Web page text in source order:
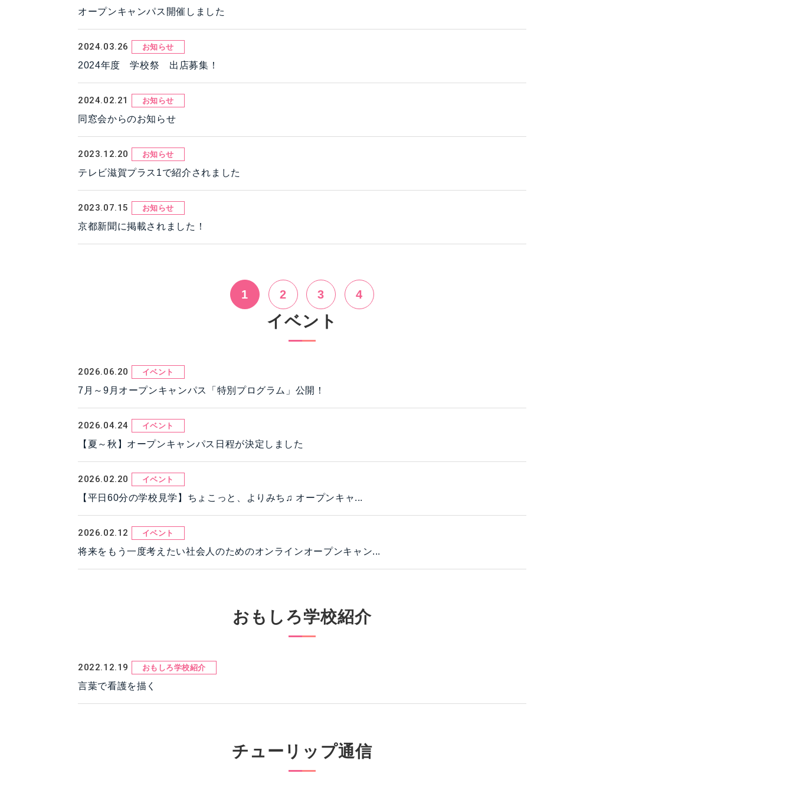
オープンキャンパス開催しました
2024.03.26 お知らせ
2024年度 学校祭 出店募集！
2024.02.21 お知らせ
同窓会からのお知らせ
2023.12.20 お知らせ
テレビ滋賀プラス1で紹介されました
2023.07.15 お知らせ
京都新聞に掲載されました！
1 2 3 4
イベント
2026.06.20 イベント
7月～9月オープンキャンパス「特別プログラム」公開！
2026.04.24 イベント
【夏～秋】オープンキャンパス日程が決定しました
2026.02.20 イベント
【平日60分の学校見学】ちょこっと、よりみち♫ オープンキャ...
2026.02.12 イベント
将来をもう一度考えたい社会人のためのオンラインオープンキャン...
おもしろ学校紹介
2022.12.19 おもしろ学校紹介
言葉で看護を描く
チューリップ通信